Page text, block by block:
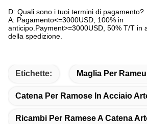
D: Quali sono i tuoi termini di pagamento?
A: Pagamento<=3000USD, 100% in
anticipo.Payment>=3000USD, 50% T/T in
della spedizione.
Etichette: Maglia Per
Catena Per Ramose In Acciaio
Ricambi Per Ramese A Catena